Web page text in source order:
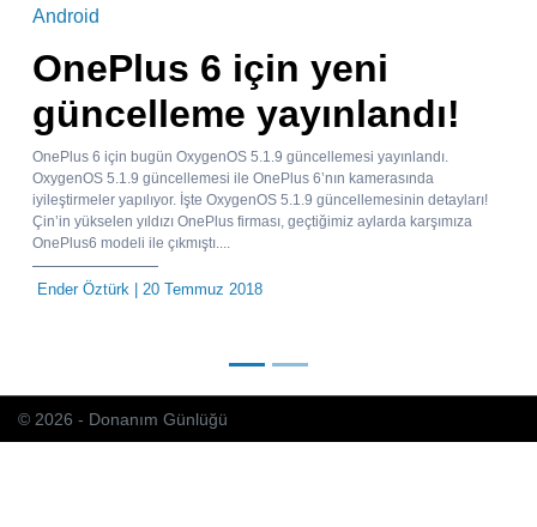
Android
OnePlus 6 için yeni
güncelleme yayınlandı!
OnePlus 6 için bugün OxygenOS 5.1.9 güncellemesi yayınlandı.
OxygenOS 5.1.9 güncellemesi ile OnePlus 6’nın kamerasında
iyileştirmeler yapılıyor. İşte OxygenOS 5.1.9 güncellemesinin detayları!
Çin’in yükselen yıldızı OnePlus firması, geçtiğimiz aylarda karşımıza
OnePlus6 modeli ile çıkmıştı....
Ender Öztürk | 20 Temmuz 2018
© 2026 - Donanım Günlüğü